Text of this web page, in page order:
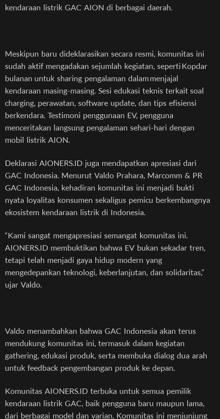
kendaraan listrik GAC AION di berbagai daerah.
Meskipun baru dideklarasikan secara resmi, komunitas ini
sudah aktif mengadakan sejumlah kegiatan, seperti Kopdar
bulanan untuk sharing pengalaman dalam menjajal
kendaraan masing-masing. Sesi edukasi teknis terkait soal
charging, perawatan, software update, dan tips efisiensi
berkendara. Testimoni penggunaan EV, pengguna
menceritakan langsung pengalaman sehari-hari dengan
mobil listrik AION.
Deklarasi AIONERS.ID juga mendapatkan apresiasi dari
GAC Indonesia. Menurut Valdo Prahara, Marcomm & PR
GAC Indonesia, kehadiran komunitas ini menjadi bukti
nyata loyalitas konsumen sekaligus pemicu berkembangnya
ekosistem kendaraan listrik di Indonesia.
“Kami sangat mengapresiasi semangat komunitas ini.
AIONERS.ID membuktikan bahwa EV bukan sekadar tren,
tetapi telah menjadi gaya hidup modern yang
mengedepankan teknologi, keberlanjutan, dan solidaritas,”
ujar Valdo.
Valdo menambahkan bahwa GAC Indonesia akan terus
mendukung komunitas ini, termasuk dalam kegiatan
gathering, edukasi produk, serta membuka dialog dua arah
untuk feedback pengembangan produk ke depan.
Komunitas AIONERS.ID terbuka untuk semua pemilik
kendaraan listrik GAC, baik pengguna baru maupun lama,
dari berbagai model dan varian. Komunitas ini menjunjung